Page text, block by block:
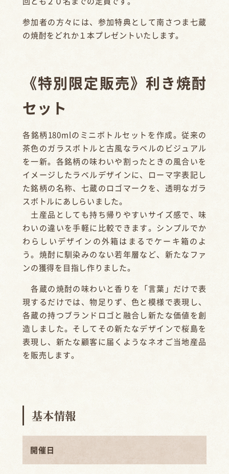
参加者の方々には、参加特典として南さつま七蔵
の焼酎をどれか１本プレゼントいたします。
《特別限定販売》利き焼酎
セット
各銘柄180mlのミニボトルセットを作成。従来の
茶色のガラスボトルと古風なラベルのビジュアル
を一新。各銘柄の味わいや割ったときの風合いを
イメージしたラベルデザインに、ローマ字表記し
た銘柄の名称、七蔵のロゴマークを、透明なガラ
スボトルにあしらいました。
土産品としても持ち帰りやすいサイズ感で、味
わいの違いを手軽に比較できます。シンプルでか
わらしいデザインの外箱はまるでケーキ箱のよ
う。焼酎に馴染みのない若年層など、新たなファ
ンの獲得を目指し作りました。
各蔵の焼酎の味わいと香りを「言葉」だけで表
現するだけでは、物足りず、色と模様で表現し、
各蔵の持つブランドロゴと融合し新たな価値を創
造しました。そしてその新たなデザインで桜島を
表現し、新たな顧客に届くようなネオご当地産品
を販売します。
基本情報
開催日